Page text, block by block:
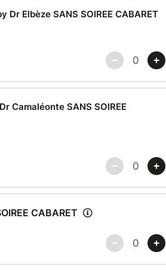
Elbèze SANS SOIREE CABARET
Camaléonte SANS SOIREE
CABARET